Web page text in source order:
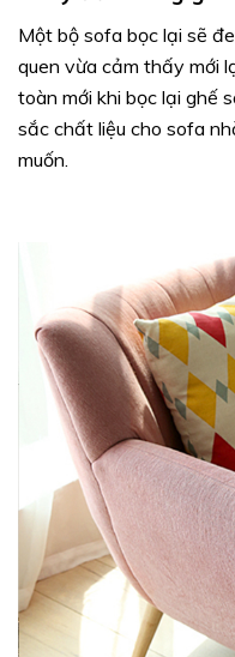
Một bộ sofa bọc lại sẽ
quen vừa cảm thấy mới
toàn mới khi bọc lại ghế
sắc chất liệu cho sofa
muốn.